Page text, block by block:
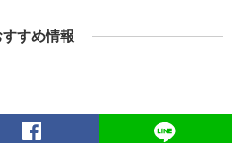
すめ情報